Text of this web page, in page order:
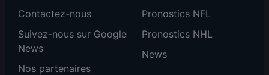
Contactez-nous
Suivez-nous sur Google
News
Nos partenaires
Pronostics NFL
Pronostics NHL
News